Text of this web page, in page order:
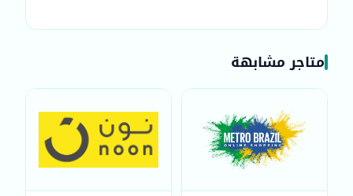
متاجر مشابهة